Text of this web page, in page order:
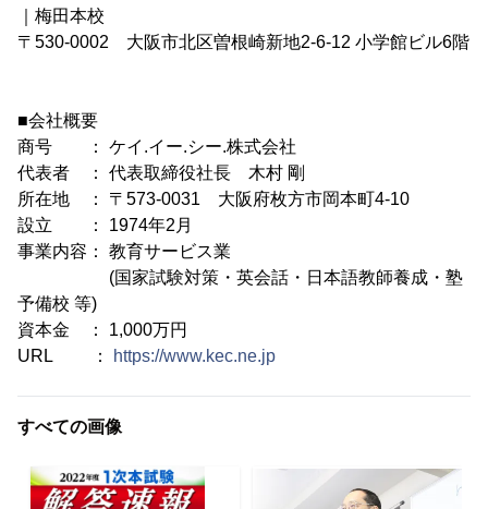
｜梅田本校
〒530-0002 大阪市北区曽根崎新地2-6-12 小学館ビル6階
■会社概要
商号 ： ケイ.イー.シー.株式会社
代表者 ： 代表取締役社長 木村 剛
所在地 ： 〒573-0031 大阪府枚方市岡本町4-10
設立 ： 1974年2月
事業内容： 教育サービス業
(国家試験対策・英会話・日本語教師養成・塾
予備校 等)
資本金 ： 1,000万円
URL ：
https://www.kec.ne.jp
すべての画像